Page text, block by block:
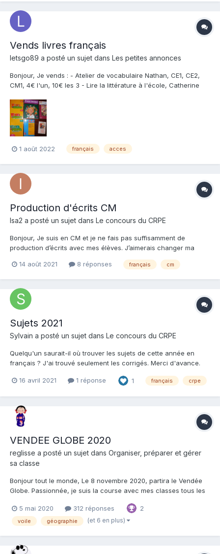
Vends livres français
letsgo89 a posté un sujet dans Les petites annonces
Bonjour, Je vends : - Atelier de vocabulaire Nathan, CE1, CE2,
CM1, 4€ l'un, 10€ les 3 - Lire la littérature à l'école, Catherine
Accès, 30€ (65€ neuf) - Fables et BD avec La Fontaine, 5€ - un
projet pour arti...
1 août 2022 français acces
Production d'écrits CM
Isa2 a posté un sujet dans Le concours du CRPE
Bonjour, Je suis en CM et je ne fais pas suffisamment de
production d’écrits avec mes élèves. J’aimerais changer ma
par les corrections… Merci pour vos pratiques et vos idées.
14 août 2021 8 réponses français cm
Sujets 2021
Sylvain a posté un sujet dans Le concours du CRPE
Quelqu'un saurait-il où trouver les sujets de cette année en
français ? J'ai trouvé seulement les corrigés. Merci d'avance.
16 avril 2021 1 réponse 1 français crpe
VENDEE GLOBE 2020
reglisse a posté un sujet dans Organiser, préparer et gérer
sa classe
Bonjour tout le monde, Le 8 novembre 2020, partira le Vendée
Globe. Passionnée, je suis la course avec mes classes tous les
élèves. Je vous propose, via ce sujet, de pouvoir suivre au fur et
à mesure la course, de nous...
5 mai 2020 312 réponses 2
voile géographie (et 6 en plus)